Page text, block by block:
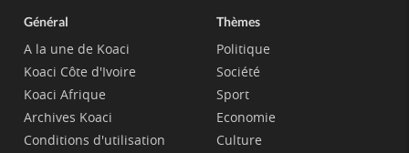
Général
A la une de Koaci
Koaci Côte d'Ivoire
Koaci Afrique
Archives Koaci
Conditions d'utilisation
Thèmes
Politique
Société
Sport
Economie
Culture